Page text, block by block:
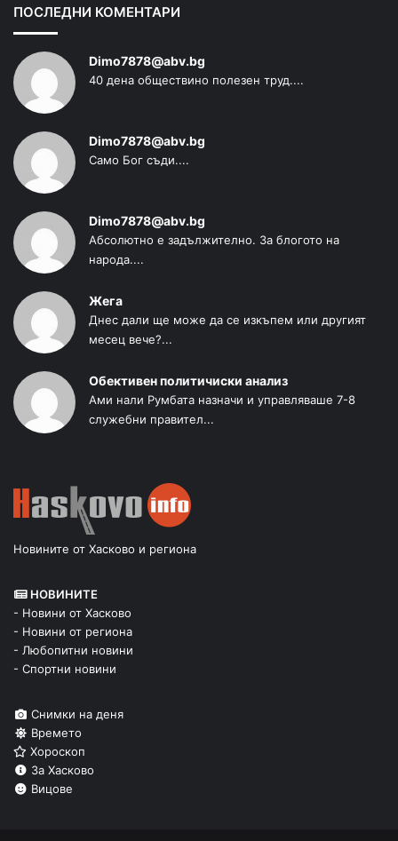
ПОСЛЕДНИ КОМЕНТАРИ
Dimo7878@abv.bg
40 дена обществино полезен труд....
Dimo7878@abv.bg
Само Бог съди....
Dimo7878@abv.bg
Абсолютно е задължително. За блогото на
народа....
Жега
Днес дали ще може да се изкъпем или другият
месец вече?...
Обективен политичиски анализ
Ами нали Румбата назначи и управляваше 7-8
служебни правител...
Новините от Хасково и региона
НОВИНИТЕ
- Новини от Хасково
- Новини от региона
- Любопитни новини
- Спортни новини
Снимки на деня
Времето
Хороскоп
За Хасково
Вицове